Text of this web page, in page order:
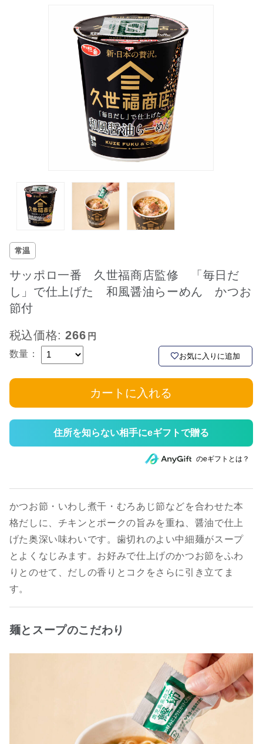
常温
サッポロ一番 久世福商店監修 「毎日だ
し」で仕上げた 和風醤油らーめん かつお
節付
税込価格:266
数量： お気に入りに追加
カートに入れる
住所を知らない相手にeギフトで贈る
のeギフトとは？
かつお節・いわし煮干・むろあじ節などを合わせた本
格だしに、チキンとポークの旨みを重ね、醤油で仕上
げた奥深い味わいです。歯切れのよい中細麺がスープ
とよくなじみます。お好みで仕上げのかつお節をふわ
りとのせて、だしの香りとコクをさらに引き立てま
す。
麺とスープのこだわり